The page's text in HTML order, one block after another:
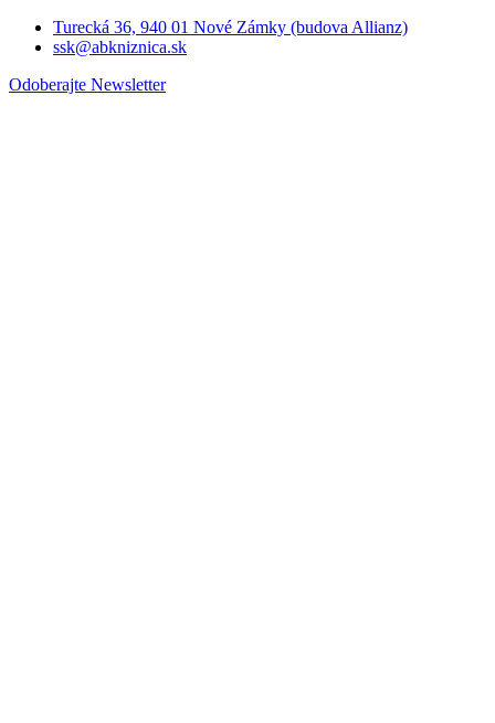
Turecká 36, 940 01 Nové Zámky (budova Allianz)
ssk@abkniznica.sk
Odoberajte Newsletter